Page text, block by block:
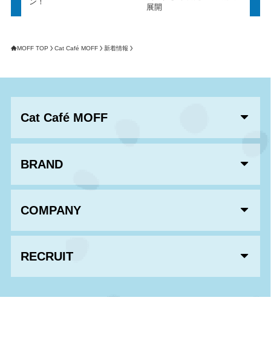
展開
MOFF TOP Cat Café MOFF 新着情報
Cat Café MOFF
BRAND
COMPANY
RECRUIT